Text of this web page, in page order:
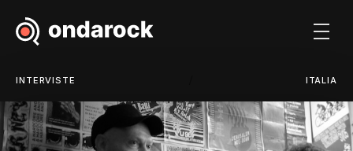
INTERVISTE ITALIA